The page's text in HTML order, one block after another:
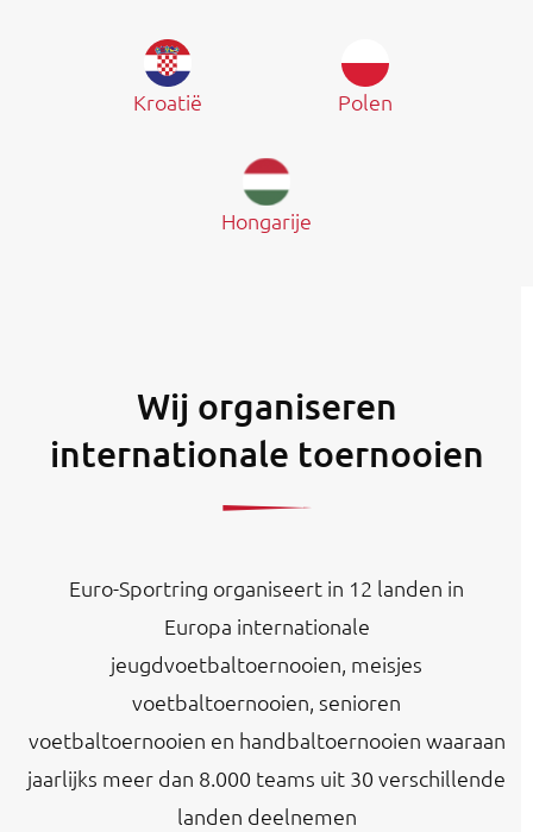
Kroatië Polen
Hongarije
Wij organiseren
internationale toernooien
Euro-Sportring organiseert in 12 landen in
Europa internationale
jeugdvoetbaltoernooien, meisjes
voetbaltoernooien, senioren
voetbaltoernooien en handbaltoernooien waaraan
jaarlijks meer dan 8.000 teams uit 30 verschillende
landen deelnemen